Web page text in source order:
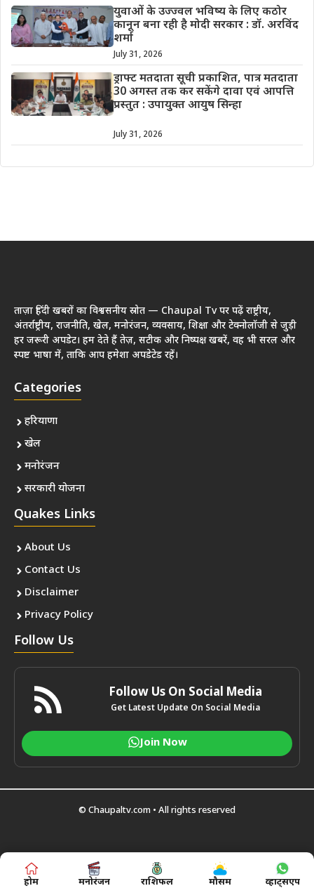
युवाओं के उज्ज्वल भविष्य के लिए कठोर
कानून बना रही है मोदी सरकार : डॉ. अरविंद
शर्मा
July 31, 2026
ड्राफ्ट मतदाता सूची प्रकाशित, पात्र मतदाता
30 अगस्त तक कर सकेंगे दावा एवं आपत्ति
प्रस्तुत : उपायुक्त आयुष सिन्हा
July 31, 2026
ताज़ा हिंदी खबरों का विश्वसनीय स्रोत — Chaupal Tv पर पढ़ें राष्ट्रीय,
अंतर्राष्ट्रीय, राजनीति, खेल, मनोरंजन, व्यवसाय, शिक्षा और टेक्नोलॉजी से जुड़ी
हर जरूरी अपडेट। हम देते हैं तेज़, सटीक और निष्पक्ष खबरें, वह भी सरल और
स्पष्ट भाषा में, ताकि आप हमेशा अपडेटेड रहें।
Categories
हरियाणा
खेल
मनोरंजन
सरकारी योजना
Quakes Links
About Us
Contact Us
Disclaimer
Privacy Policy
Follow Us
Follow Us On Social Media
Get Latest Update On Social Media
Join Now
© Chaupaltv.com • All rights reserved
होम मनोरंजन राशिफल मौसम व्हाट्सएप